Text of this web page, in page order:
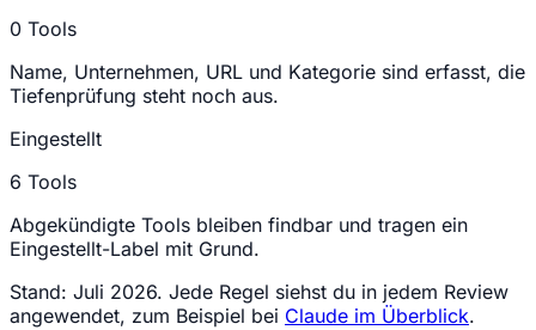
0 Tools
Name, Unternehmen, URL und Kategorie sind erfasst, die
Tiefenprüfung steht noch aus.
Eingestellt
6 Tools
Abgekündigte Tools bleiben findbar und tragen ein
Eingestellt-Label mit Grund.
Stand: Juli 2026. Jede Regel siehst du in jedem Review
angewendet, zum Beispiel bei Claude im Überblick.